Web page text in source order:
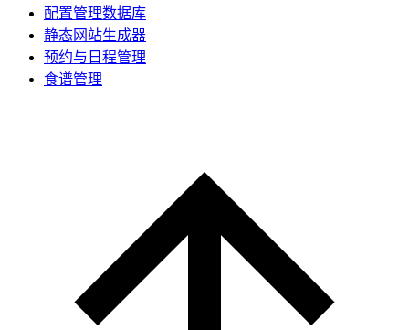
配置管理数据库
静态网站生成器
预约与日程管理
食谱管理